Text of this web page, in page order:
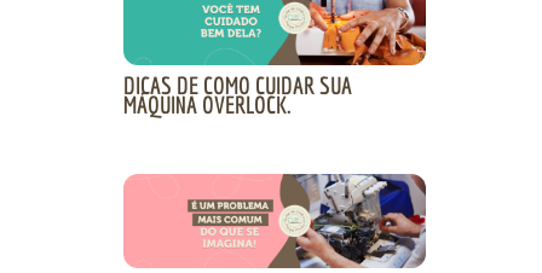
DICAS DE COMO CUIDAR SUA
MÁQUINA OVERLOCK.